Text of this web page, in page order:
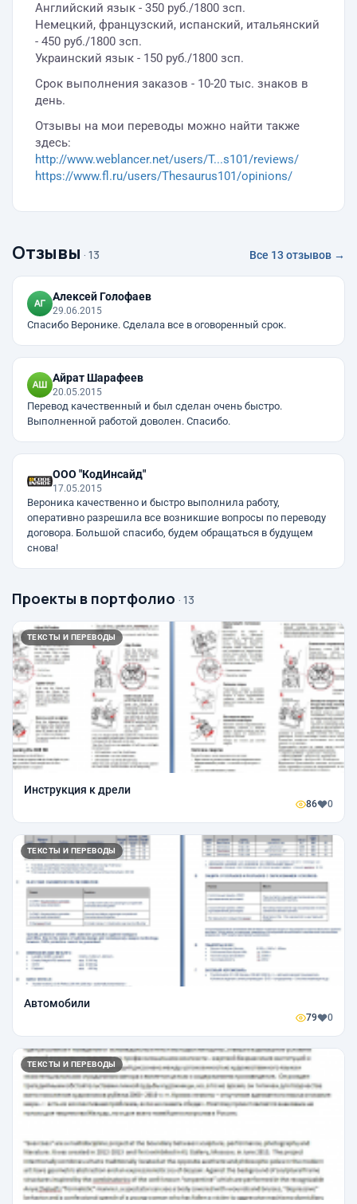
Английский язык - 350 руб./1800 зсп.
Немецкий, французский, испанский, итальянский
- 450 руб./1800 зсп.
Украинский язык - 150 руб./1800 зсп.
Срок выполнения заказов - 10-20 тыс. знаков в
день.
Отзывы на мои переводы можно найти также
здесь:
http://www.weblancer.net/users/T...s101/reviews/
https://www.fl.ru/users/Thesaurus101/opinions/
Отзывы · 13 Все 13 отзывов →
Алексей Голофаев
29.06.2015
Спасибо Веронике. Сделала все в оговоренный срок.
Айрат Шарафеев
20.05.2015
Перевод качественный и был сделан очень быстро.
Выполненной работой доволен. Спасибо.
ООО "КодИнсайд"
17.05.2015
Вероника качественно и быстро выполнила работу,
оперативно разрешила все возникшие вопросы по переводу
договора. Большой спасибо, будем обращаться в будущем
снова!
Проекты в портфолио · 13
ТЕКСТЫ И ПЕРЕВОДЫ
Инструкция к дрели
86 0
ТЕКСТЫ И ПЕРЕВОДЫ
Автомобили
79 0
ТЕКСТЫ И ПЕРЕВОДЫ